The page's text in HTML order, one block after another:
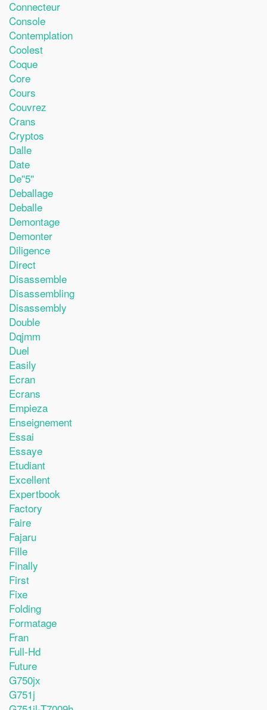
Connecteur
Console
Contemplation
Coolest
Coque
Core
Cours
Couvrez
Crans
Cryptos
Dalle
Date
De''5''
Deballage
Deballe
Demontage
Demonter
Diligence
Direct
Disassemble
Disassembling
Disassembly
Double
Dqjmm
Duel
Easily
Ecran
Ecrans
Empieza
Enseignement
Essai
Essaye
Etudiant
Excellent
Expertbook
Factory
Faire
Fajaru
Fille
Finally
First
Fixe
Folding
Formatage
Fran
Full-Hd
Future
G750jx
G751j